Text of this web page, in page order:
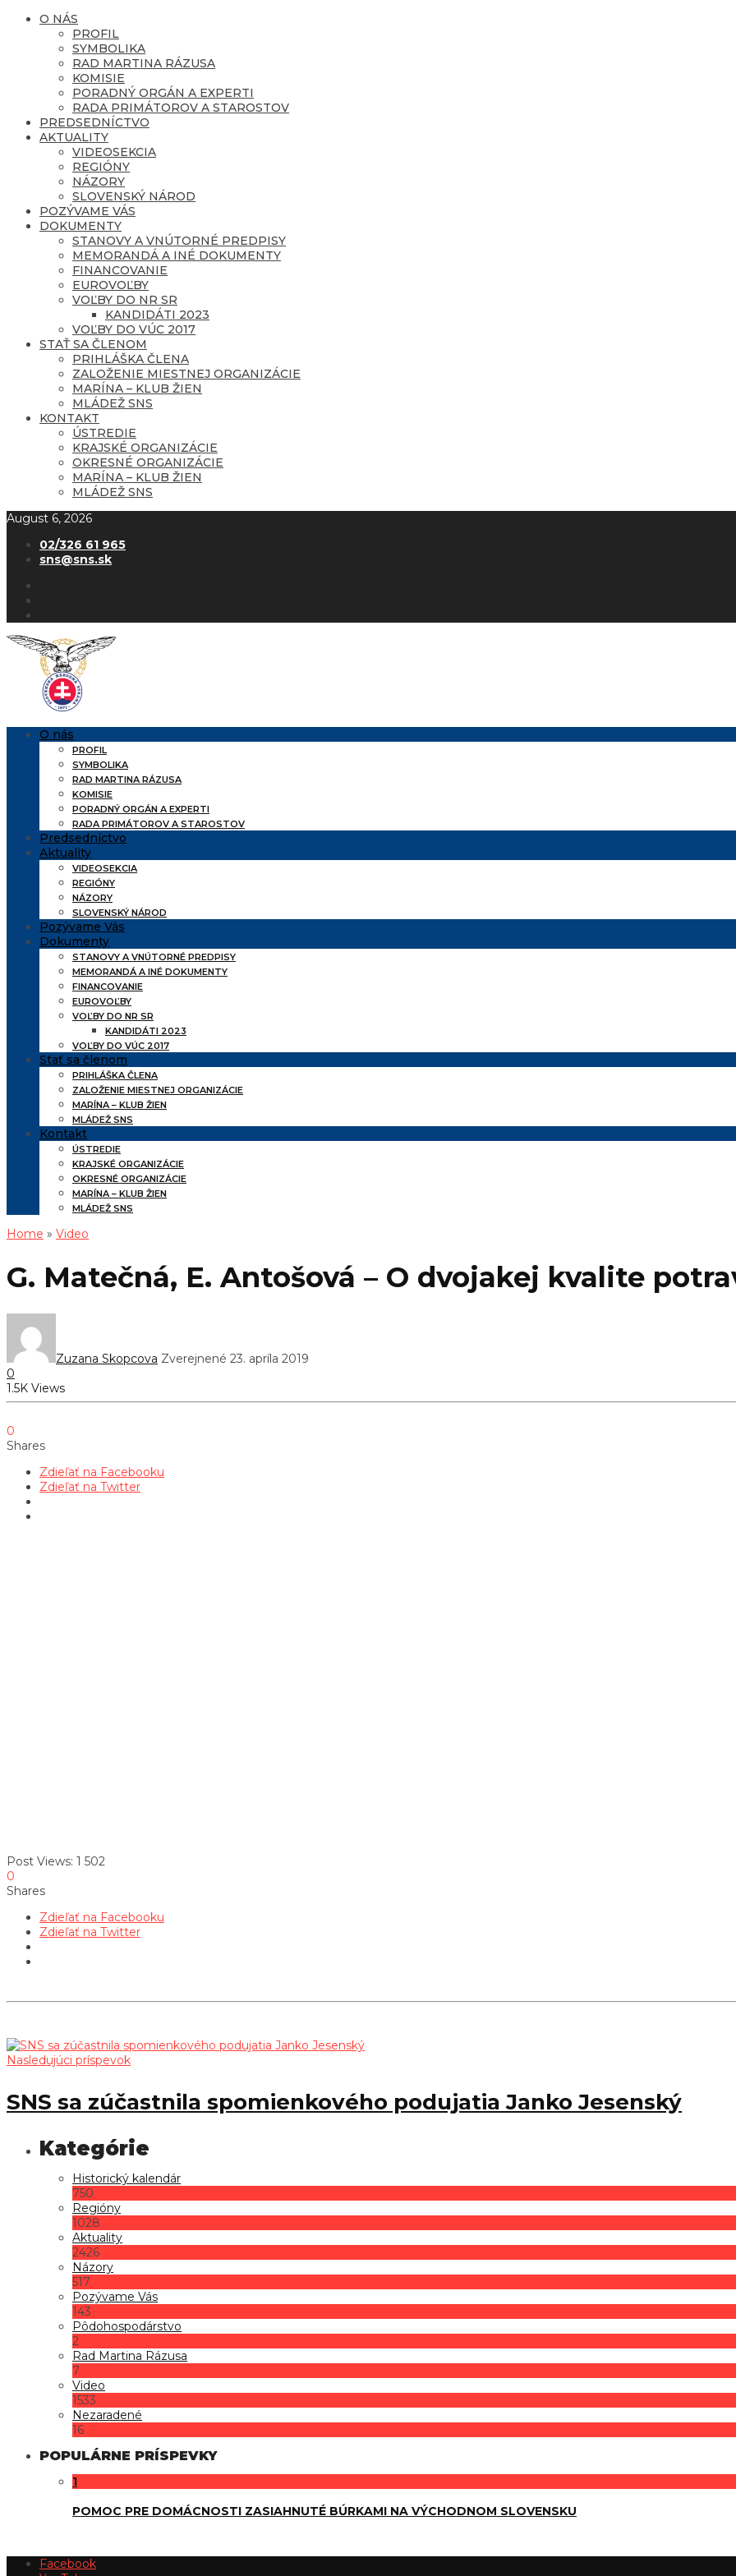
O NÁS
PROFIL
SYMBOLIKA
RAD MARTINA RÁZUSA
KOMISIE
PORADNÝ ORGÁN A EXPERTI
RADA PRIMÁTOROV A STAROSTOV
PREDSEDNÍCTVO
AKTUALITY
VIDEOSEKCIA
REGIÓNY
NÁZORY
SLOVENSKÝ NÁROD
POZÝVAME VÁS
DOKUMENTY
STANOVY A VNÚTORNÉ PREDPISY
MEMORANDÁ A INÉ DOKUMENTY
FINANCOVANIE
EUROVOĽBY
VOĽBY DO NR SR
KANDIDÁTI 2023
VOĽBY DO VÚC 2017
STAŤ SA ČLENOM
PRIHLÁŠKA ČLENA
ZALOŽENIE MIESTNEJ ORGANIZÁCIE
MARÍNA – KLUB ŽIEN
MLÁDEŽ SNS
KONTAKT
ÚSTREDIE
KRAJSKÉ ORGANIZÁCIE
OKRESNÉ ORGANIZÁCIE
MARÍNA – KLUB ŽIEN
MLÁDEŽ SNS
August 6, 2026
02/326 61 965
sns@sns.sk
O nás
PROFIL
SYMBOLIKA
RAD MARTINA RÁZUSA
KOMISIE
PORADNÝ ORGÁN A EXPERTI
RADA PRIMÁTOROV A STAROSTOV
Predsedníctvo
Aktuality
VIDEOSEKCIA
REGIÓNY
NÁZORY
SLOVENSKÝ NÁROD
Pozývame Vás
Dokumenty
STANOVY A VNÚTORNÉ PREDPISY
MEMORANDÁ A INÉ DOKUMENTY
FINANCOVANIE
EUROVOĽBY
VOĽBY DO NR SR
KANDIDÁTI 2023
VOĽBY DO VÚC 2017
Stať sa členom
PRIHLÁŠKA ČLENA
ZALOŽENIE MIESTNEJ ORGANIZÁCIE
MARÍNA – KLUB ŽIEN
MLÁDEŽ SNS
Kontakt
ÚSTREDIE
KRAJSKÉ ORGANIZÁCIE
OKRESNÉ ORGANIZÁCIE
MARÍNA – KLUB ŽIEN
MLÁDEŽ SNS
Home » Video
G. Matečná, E. Antošová – O dvojakej kvalite
Zuzana Skopcova Zverejnené 23. apríla 2019
0
1.5K Views
0
Shares
Zdieľať na Facebooku
Zdieľať na Twitter
Post Views: 1 502
0
Shares
Zdieľať na Facebooku
Zdieľať na Twitter
Nasledujúci príspevok
SNS sa zúčastnila spomienkového podujatia Janko Jesenský
Historický kalendár
750
Regióny
1028
Aktuality
2426
Názory
517
Pozývame Vás
143
Pôdohospodárstvo
2
Rad Martina Rázusa
7
Video
1533
Nezaradené
16
POPULÁRNE PRÍSPEVKY
1
POMOC PRE DOMÁCNOSTI ZASIAHNUTÉ BÚRKAMI NA VÝCHODNOM SLOVENSKU
Facebook